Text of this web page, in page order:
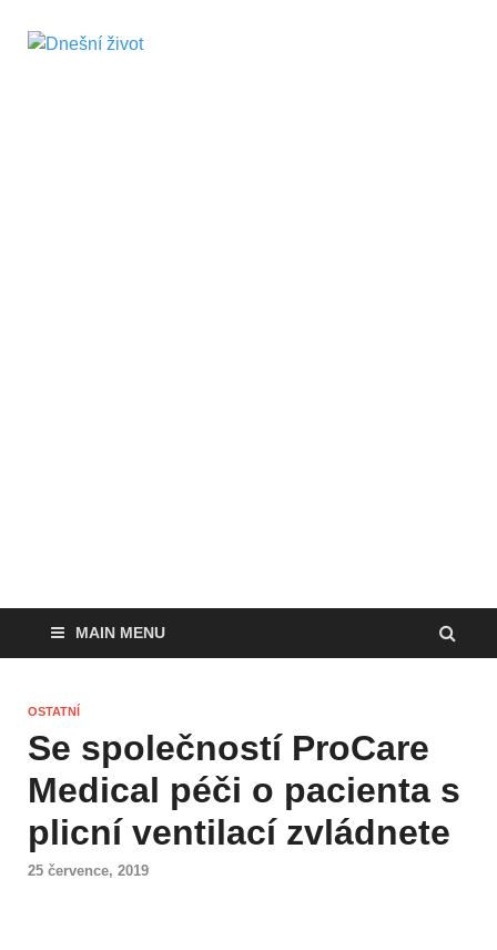
MAIN MENU
OSTATNÍ
Se společností ProCare
Medical péči o pacienta s
plicní ventilací zvládnete
25 července, 2019